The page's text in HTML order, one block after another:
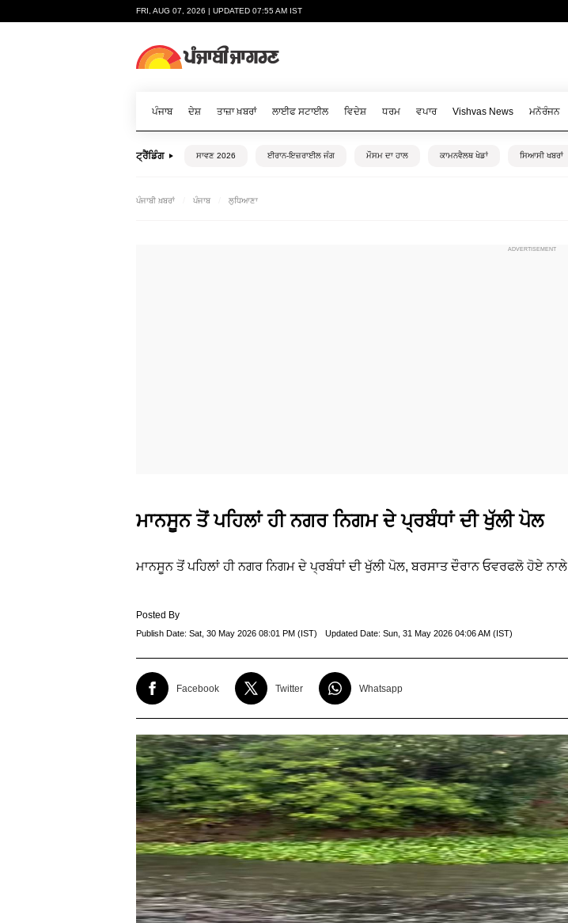
FRI, AUG 07, 2026 | UPDATED 07:55 AM IST
ਪੰਜਾਬ ਦੇਸ਼ ਤਾਜ਼ਾ ਖ਼ਬਰਾਂ ਲਾਈਫ ਸਟਾਈਲ ਵਿਦੇਸ਼ ਧਰਮ ਵਪਾਰ Vishvas News ਮਨੋਰੰਜਨ
ਟ੍ਰੈਂਡਿੰਗ ਸਾਵਣ 2026 ਈਰਾਨ-ਇਜ਼ਰਾਈਲ ਜੰਗ ਮੌਸਮ ਦਾ ਹਾਲ ਕਾਮਨਵੈਲਥ ਖੇਡਾਂ ਸਿਆਸੀ ਖਬਰਾਂ
ਪੰਜਾਬੀ ਖ਼ਬਰਾਂ ਪੰਜਾਬ ਲੁਧਿਆਣਾ
ਮਾਨਸੂਨ ਤੋਂ ਪਹਿਲਾਂ ਹੀ ਨਗਰ ਨਿਗਮ ਦੇ ਪ੍ਰਬੰਧਾਂ ਦੀ ਖੁੱਲੀ ਪੋਲ
ਮਾਨਸੂਨ ਤੋਂ ਪਹਿਲਾਂ ਹੀ ਨਗਰ ਨਿਗਮ ਦੇ ਪ੍ਰਬੰਧਾਂ ਦੀ ਖੁੱਲੀ ਪੋਲ, ਬਰਸਾਤ ਦੌਰਾਨ ਓਵਰਫਲੋ ਹੋਏ ਨਾਲੇ
Posted By
Publish Date: Sat, 30 May 2026 08:01 PM (IST) Updated Date: Sun, 31 May 2026 04:06 AM (IST)
Facebook Twitter Whatsapp